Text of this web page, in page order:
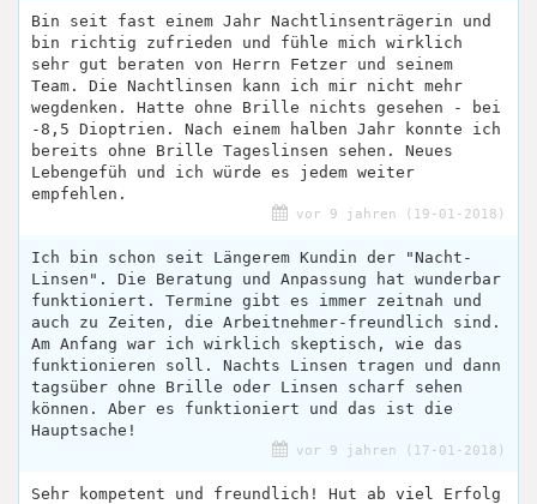
Bin seit fast einem Jahr Nachtlinsenträgerin und
bin richtig zufrieden und fühle mich wirklich
sehr gut beraten von Herrn Fetzer und seinem
Team. Die Nachtlinsen kann ich mir nicht mehr
wegdenken. Hatte ohne Brille nichts gesehen - bei
-8,5 Dioptrien. Nach einem halben Jahr konnte ich
bereits ohne Brille Tageslinsen sehen. Neues
Lebengefüh und ich würde es jedem weiter
empfehlen.
vor 9 jahren (19-01-2018)
Ich bin schon seit Längerem Kundin der "Nacht-
Linsen". Die Beratung und Anpassung hat wunderbar
funktioniert. Termine gibt es immer zeitnah und
auch zu Zeiten, die Arbeitnehmer-freundlich sind.
Am Anfang war ich wirklich skeptisch, wie das
funktionieren soll. Nachts Linsen tragen und dann
tagsüber ohne Brille oder Linsen scharf sehen
können. Aber es funktioniert und das ist die
Hauptsache!
vor 9 jahren (17-01-2018)
Sehr kompetent und freundlich! Hut ab viel Erfolg